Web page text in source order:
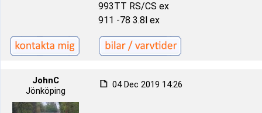
993TT RS/CS ex
911 -78 3.8l ex
JohnC
Jönköping
04 Dec 2019 14:26